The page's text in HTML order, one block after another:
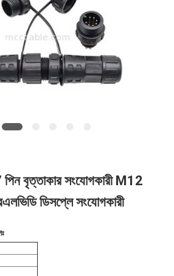
বৃত্তাকার সংযোগকারী M12
এলভিডি ডিসপ্লে সংযোগকারী